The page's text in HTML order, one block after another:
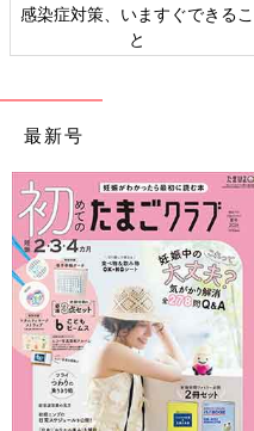
感染症対策、いますぐできるこ
と
最新号